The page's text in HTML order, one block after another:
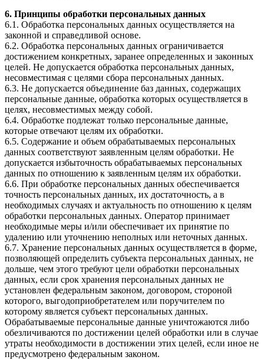
6. Принципы обработки персональных данных
6.1. Обработка персональных данных осуществляется на
законной и справедливой основе.
6.2. Обработка персональных данных ограничивается
достижением конкретных, заранее определенных и законных
целей. Не допускается обработка персональных данных,
несовместимая с целями сбора персональных данных.
6.3. Не допускается объединение баз данных, содержащих
персональные данные, обработка которых осуществляется в
целях, несовместимых между собой.
6.4. Обработке подлежат только персональные данные,
которые отвечают целям их обработки.
6.5. Содержание и объем обрабатываемых персональных
данных соответствуют заявленным целям обработки. Не
допускается избыточность обрабатываемых персональных
данных по отношению к заявленным целям их обработки.
6.6. При обработке персональных данных обеспечивается
точность персональных данных, их достаточность, а в
необходимых случаях и актуальность по отношению к целям
обработки персональных данных. Оператор принимает
необходимые меры и/или обеспечивает их принятие по
удалению или уточнению неполных или неточных данных.
6.7. Хранение персональных данных осуществляется в форме,
позволяющей определить субъекта персональных данных, не
дольше, чем этого требуют цели обработки персональных
данных, если срок хранения персональных данных не
установлен федеральным законом, договором, стороной
которого, выгодоприобретателем или поручителем по
которому является субъект персональных данных.
Обрабатываемые персональные данные уничтожаются либо
обезличиваются по достижении целей обработки или в случае
утраты необходимости в достижении этих целей, если иное не
предусмотрено федеральным законом.